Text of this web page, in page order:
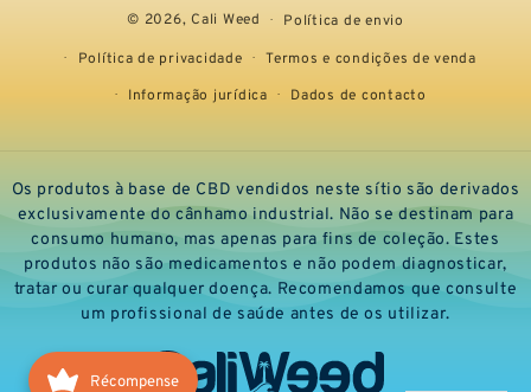
© 2026,Cali Weed
Política de envio
Política de privacidade
Termos e condições de venda
Informação jurídica
Dados de contacto
Os produtos à base de CBD vendidos neste sítio são derivados
exclusivamente do cânhamo industrial. Não se destinam para
consumo humano, mas apenas para fins de coleção. Estes
produtos não são medicamentos e não podem diagnosticar,
tratar ou curar qualquer doença. Recomendamos que consulte
um profissional de saúde antes de os utilizar.
Récompense